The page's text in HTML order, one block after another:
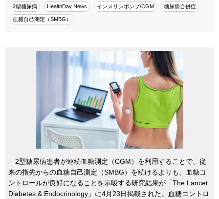
腎臓の健康道
インスリンポンプ
2型糖尿病
HealthDay News インスリンポンプ/CGM 糖尿病合併症
血糖自己測定（SMBG）
2型糖尿病患者が連続血糖測定（CGM）を利用することで、従
来の指先からの血糖自己測定（SMBG）を続けるよりも、血糖コ
ントロールが良好になることを示唆する研究結果が「The Lancet
Diabetes & Endocrinology」に4月23日掲載された。血糖コントロ